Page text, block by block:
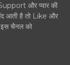
और प्यार की
आती है तो Like और
चैनल को